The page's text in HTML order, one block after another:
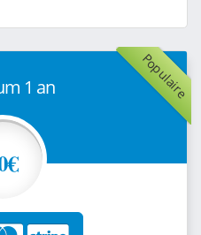
Populaire
1 an